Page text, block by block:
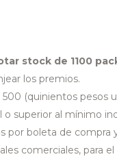
stock de 1100
los premios.
(quinientos pesos
superior al mínimo
por boleta de compra
comerciales, para